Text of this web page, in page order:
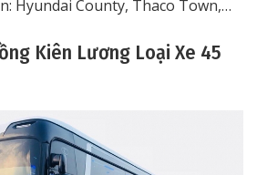
Hyundai County, Thaco Town,…
Kiên Lương Loại Xe 45